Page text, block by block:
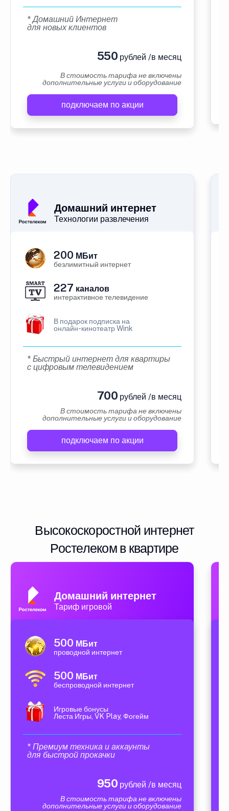
* Домашний Интернет
для новых клиентов
550 рублей /в месяц
В стоимость тарифа не включены
дополнительные услуги и оборудование
подключаем по акции
Домашний интернет
Технологии развлечения
200 МБит
безлимитный интернет
227 каналов
интерактивное телевидение
В подарок подписка на
онлайн-кинотеатр Wink
* Быстрый интернет для квартиры
с цифровым телевидением
700 рублей /в месяц
В стоимость тарифа не включены
дополнительные услуги и оборудование
подключаем по акции
Высокоскоростной интернет
Ростелеком в квартире
Домашний интернет
Тариф игровой
500 МБит
проводной интернет
500 МБит
беспроводной интернет
Игровые бонусы
Леста Игры, VK Play, Фогейм
* Премиум техника и аккаунты
для быстрой прокачки
950 рублей /в месяц
В стоимость тарифа не включены
дополнительные услуги и оборудование